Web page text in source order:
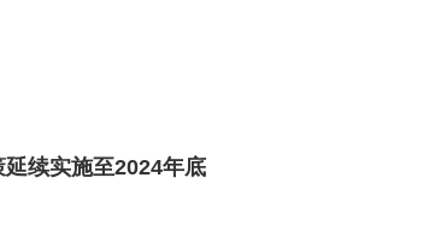
续实施至2024年底